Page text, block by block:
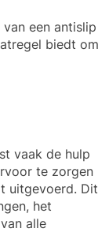
een antislip
biedt om
vaak de hulp
te zorgen
uitgevoerd. Dit
het
alle